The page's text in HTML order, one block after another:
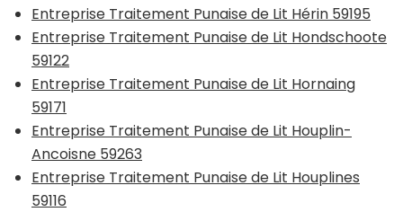
Entreprise Traitement Punaise de Lit Hérin 59195
Entreprise Traitement Punaise de Lit Hondschoote
59122
Entreprise Traitement Punaise de Lit Hornaing
59171
Entreprise Traitement Punaise de Lit Houplin-
Ancoisne 59263
Entreprise Traitement Punaise de Lit Houplines
59116